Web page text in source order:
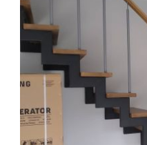
Комментарий к